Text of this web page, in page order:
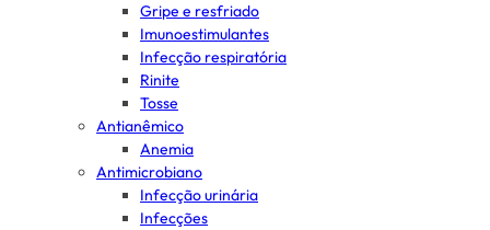
Gripe e resfriado
Imunoestimulantes
Infecção respiratória
Rinite
Tosse
Antianêmico
Anemia
Antimicrobiano
Infecção urinária
Infecções